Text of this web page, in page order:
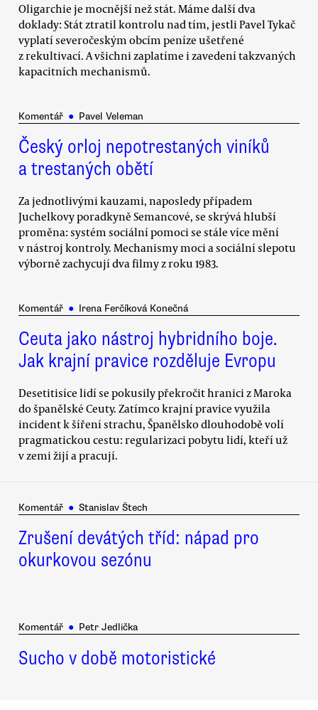
Oligarchie je mocnější než stát. Máme další dva
doklady: Stát ztratil kontrolu nad tím, jestli Pavel Tykač
vyplatí severočeským obcím peníze ušetřené
z rekultivací. A všichni zaplatíme i zavedení takzvaných
kapacitních mechanismů.
Komentář ● Pavel Veleman
Český orloj nepotrestaných viníků
a trestaných obětí
Za jednotlivými kauzami, naposledy případem
Juchelkovy poradkyně Semancové, se skrývá hlubší
proměna: systém sociální pomoci se stále více mění
v nástroj kontroly. Mechanismy moci a sociální slepotu
výborně zachycují dva filmy z roku 1983.
Komentář ● Irena Ferčíková Konečná
Ceuta jako nástroj hybridního boje.
Jak krajní pravice rozděluje Evropu
Desetitisíce lidí se pokusily překročit hranici z Maroka
do španělské Ceuty. Zatímco krajní pravice využila
incident k šíření strachu, Španělsko dlouhodobě volí
pragmatickou cestu: regularizaci pobytu lidí, kteří už
v zemi žijí a pracují.
Komentář ● Stanislav Štech
Zrušení devátých tříd: nápad pro
okurkovou sezónu
Komentář ● Petr Jedlička
Sucho v době motoristické